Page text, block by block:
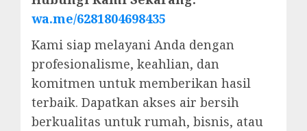
wa.me/6281804698435
Kami siap melayani Anda dengan
profesionalisme, keahlian, dan
komitmen untuk memberikan hasil
terbaik. Dapatkan akses air bersih
berkualitas untuk rumah, bisnis, atau